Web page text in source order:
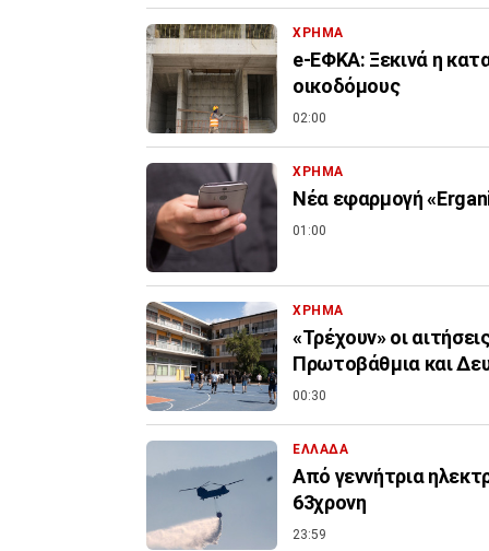
ΧΡΗΜΑ
e-ΕΦΚΑ: Ξεκινά η
οικοδόμους
02:00
ΧΡΗΜΑ
Νέα εφαρμογή
01:00
ΧΡΗΜΑ
«Τρέχουν» οι
Πρωτοβάθμια και
00:30
ΕΛΛΑΔΑ
Από γεννήτρια
63χρονη
23:59